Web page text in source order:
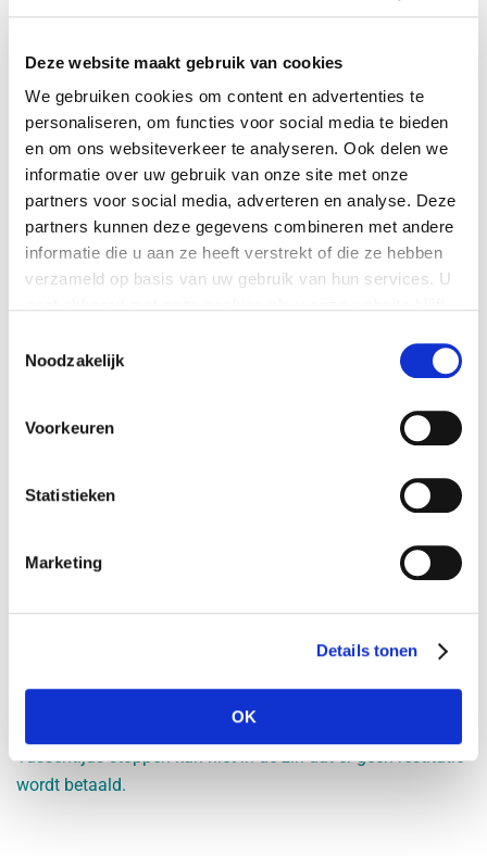
Deze website maakt gebruik van cookies
We gebruiken cookies om content en advertenties te
personaliseren, om functies voor social media te bieden
en om ons websiteverkeer te analyseren. Ook delen we
informatie over uw gebruik van onze site met onze
partners voor social media, adverteren en analyse. Deze
partners kunnen deze gegevens combineren met andere
informatie die u aan ze heeft verstrekt of die ze hebben
verzameld op basis van uw gebruik van hun services. U
Noodzakelijk
Voorkeuren
Statistieken
Marketing
Details tonen
OK
aanleveren, en Vitafy lijdt daardoor schade dan ben jij
Vitafy mag altijd besluiten om te stoppen met het
aanleveren van haar diensten. Uiteraard zorgt Vitafy dan
voor een nette afhandeling van zaken.
jouw spullen. Let dus goed op jezelf en op je spullen.
Tussentijds stoppen kan niet in de zin dat er geen restitutie
wordt betaald.